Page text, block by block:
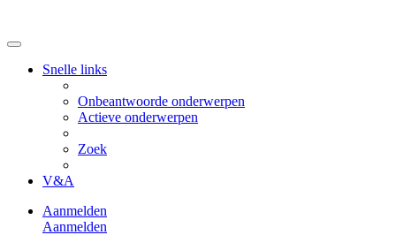
Snelle links
Onbeantwoorde onderwerpen
Actieve onderwerpen
Zoek
V&A
Aanmelden
Aanmelden